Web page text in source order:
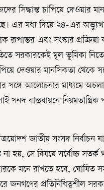
সিদ্ধান্ত চাপিয়ে দেওয়ার
এর মধ্য দিয়ে ২৪-এর
রূপান্তর এবং সংস্কার প্রক্রিয়া
সরকারকেই মূল ভূমিকা
দেওয়ার মানসিকতা থেকে
আলোচনার মাধ্যমে
সনদ বাস্তবায়নে
জাতীয় সংসদ নির্বাচন
না হয়, সে বিষয়ে সর্বোচ্চ সতর্ক
মনে রাখতে হবে, ঘোষিত
জনগণের প্রতিনিধিত্বশীল